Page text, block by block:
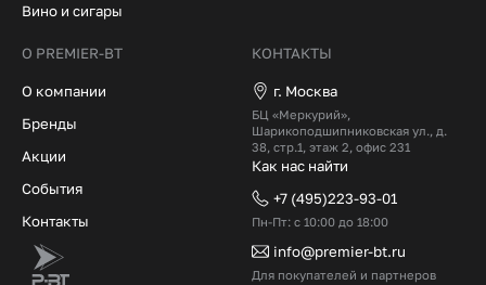
Вино и сигары
О PREMIER-BT
О компании
Бренды
Акции
События
Контакты
КОНТАКТЫ
г. Москва
БЦ «Меркурий»,
Шарикоподшипниковская ул., д.
38, стр.1, этаж 2, офис 231
Как нас найти
+7 (495)223-93-01
Пн-Пт: с 10:00 до 18:00
info@premier-bt.ru
Для покупателей и партнеров